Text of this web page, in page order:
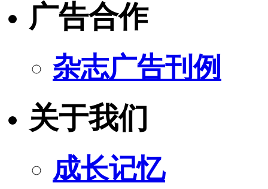
广告合作
杂志广告刊例
关于我们
成长记忆